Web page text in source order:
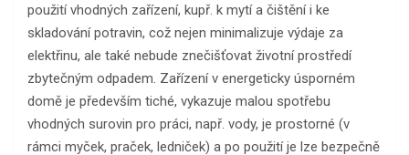
použití vhodných zařízení, kupř. k mytí a čištění i ke
skladování potravin, což nejen minimalizuje výdaje za
elektřinu, ale také nebude znečišťovat životní prostředí
zbytečným odpadem. Zařízení v energeticky úsporném
domě je především tiché, vykazuje malou spotřebu
vhodných surovin pro práci, např. vody, je prostorné (v
rámci myček, praček, ledniček) a po použití je lze bezpečně